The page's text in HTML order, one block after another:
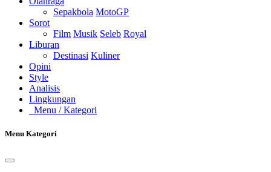
Sepakbola MotoGP
Sorot
Film Musik Seleb Royal
Liburan
Destinasi Kuliner
Opini
Style
Analisis
Lingkungan
Menu / Kategori
Menu Kategori